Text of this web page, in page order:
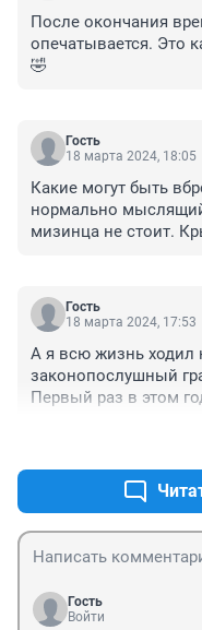
После окончания
опечатывается. Это
🤣
Гость
18 марта 2024, 18:05
Какие могут быть
нормально
мизинца не стоит.
изменилось?
за счёт их же
это власть. Шли бы
Гость
18 марта 2024, 17:53
А я всю жизнь ходил
законопослушный
Первый раз в этом
Гость
Войти